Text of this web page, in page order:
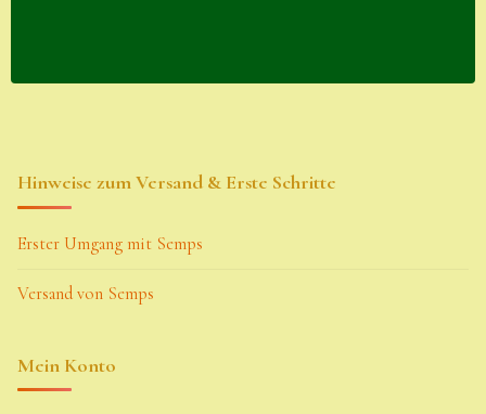
Hinweise zum Versand & Erste Schritte
Erster Umgang mit Semps
Versand von Semps
Mein Konto